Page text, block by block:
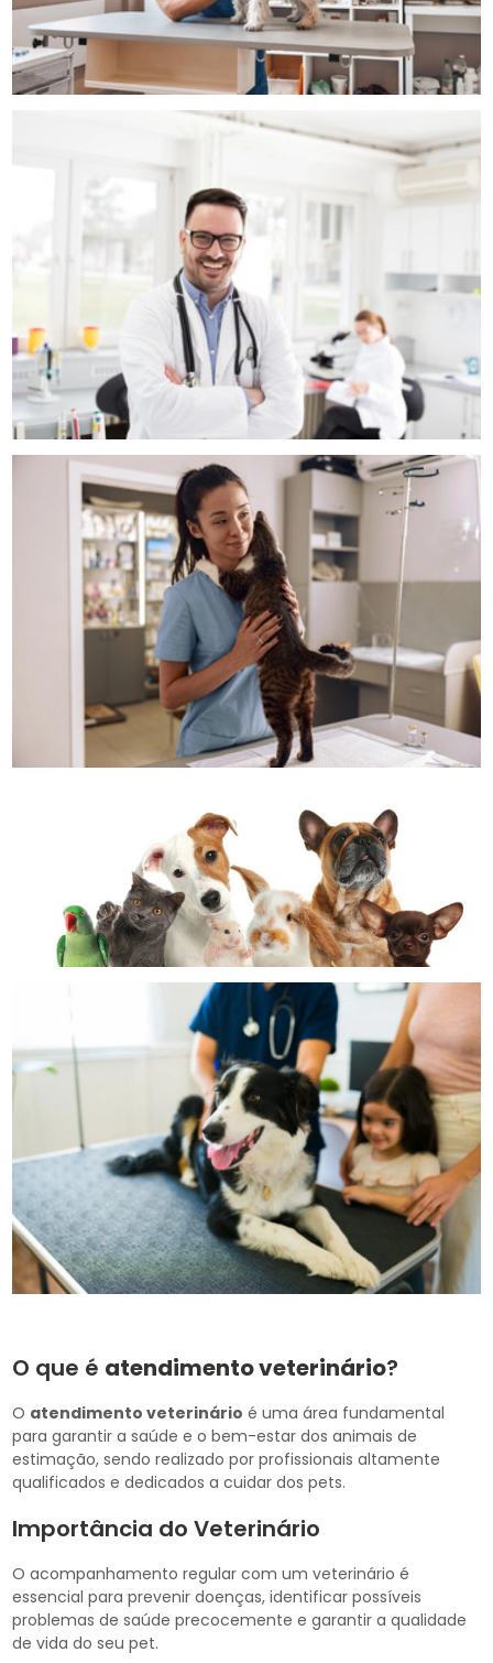
O que é atendimento veterinário?
O atendimento veterinário é uma área fundamental
para garantir a saúde e o bem-estar dos animais de
estimação, sendo realizado por profissionais altamente
qualificados e dedicados a cuidar dos pets.
Importância do Veterinário
O acompanhamento regular com um veterinário é
essencial para prevenir doenças, identificar possíveis
problemas de saúde precocemente e garantir a qualidade
de vida do seu pet.